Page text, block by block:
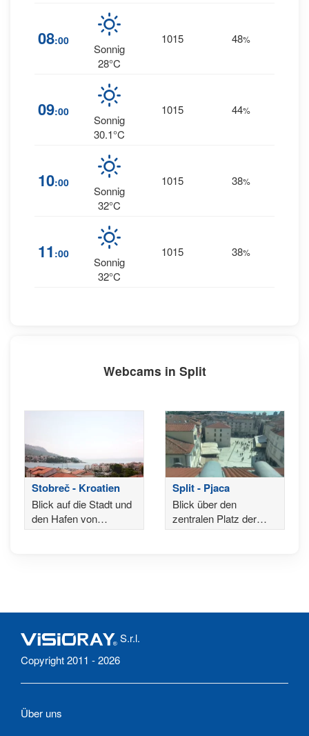
08:00
Sonnig
28°C
1015 48%
09:00
Sonnig
30.1°C
1015 44%
10:00
Sonnig
32°C
1015 38%
11 :00
Sonnig
32°C
1015 38%
Webcams in Split
Stobreč - Kroatien
Blick auf die Stadt und
den Hafen von
Stobreč, dem antiken
Split - Pjaca
Blick über den
zentralen Platz der
Stadt
S.r.l.
Copyright 2011 - 2026
Über uns